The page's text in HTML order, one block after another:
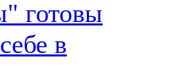
готовы
в